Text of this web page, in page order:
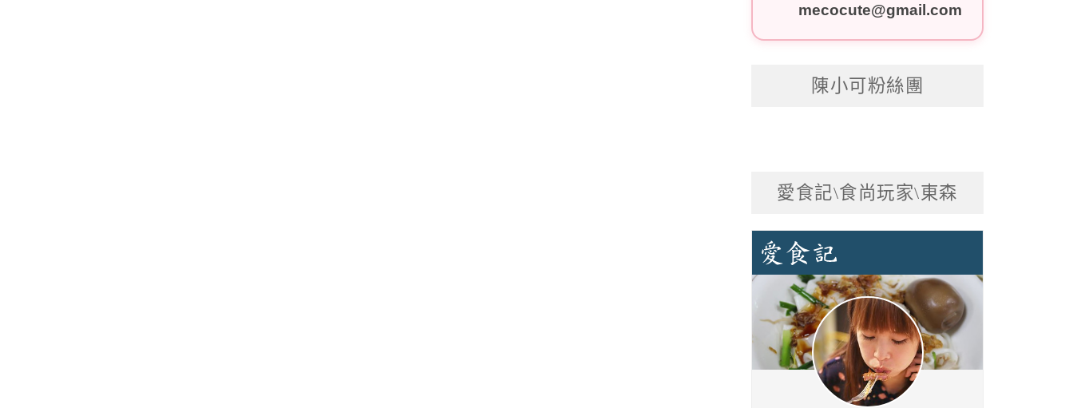
mecocute@gmail.com
陳小可粉絲團
愛食記\食尚玩家\東森